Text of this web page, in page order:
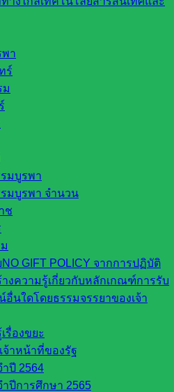
พา
ร์
ม
มบูรพา
มบูรพา จำนวน
ช
GIFT POLICY จากการปฏิบัติ
งความรู้เกี่ยวกับหลักเกณฑ์การรับ
นใดโดยธรรมจรรยาของเจ้า
รื่องขยะ
จ้าหน้าที่ของรัฐ
ปี 2564
ปีการศึกษา 2565